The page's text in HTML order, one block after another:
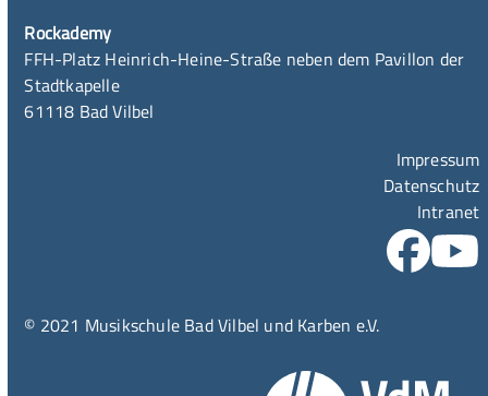
Rockademy
FFH-Platz Heinrich-Heine-Straße neben dem Pavillon der
Stadtkapelle
61118 Bad Vilbel
Impressum
Datenschutz
Intranet
© 2021 Musikschule Bad Vilbel und Karben e.V.